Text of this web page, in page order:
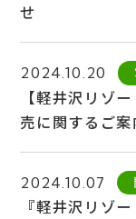
せ
2024.10.20
【軽井沢リゾ
売に関するご案
2024.10.07
『軽井沢リゾ